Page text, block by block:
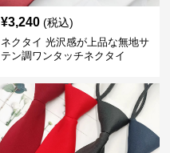
¥3,240 (税込)
ネクタイ 光沢感が上品な無地サ
テン調ワンタッチネクタイ